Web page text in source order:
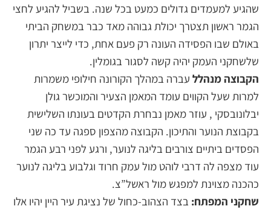
שהגיע למעמדים גדולים כמעט בכל שנה. בשביל להגיע לחצי
הגמר ראשון תצטרך יכולת גבוהה מאד כבר במשחק הביתי
באולם שבו הפסידה העונה רק פעם אחת, כדי לייצר יתרון
שלשחקני העמק יהיה קשה לסגור בגומלין.
הקבוצה מנהלל עברה במהלך הקורונה חילופי משמרות
למרות שעל הקווים עומד המאמן הצעיר והמוכשר גולן
יבלונובסקי , עוזר מאמן נבחרת הקדטים בעונתו השלישית
בקבוצת הנוער והתיכון. הקבוצה מהצפון ספגה עד כה שני
הפסדים ביתיים צורבים בליגה לנוער, ורגע לפני רבע הגמר
עוד מצפה לה דרבי לוהט מול עמק חרוד וגלבוע בליגה לנוער
כהכנה מצוינת למפגש מול ראשל”צ.
שחקני המפתח: בצד הצהוב-כחול של נציגת עיר היין יהיו אלו